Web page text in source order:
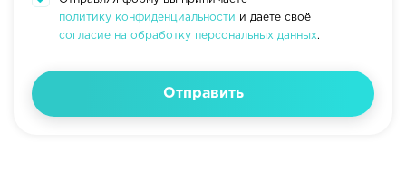
политику конфиденциальности и даете своё
согласие на обработку персональных данных.
Отправить